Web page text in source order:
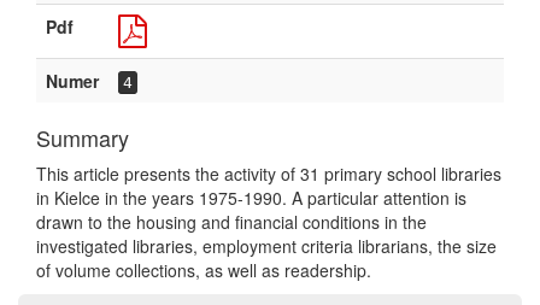
Pdf
Numer 4
Summary
This article presents the activity of 31 primary school libraries
in Kielce in the years 1975-1990. A particular attention is
drawn to the housing and financial conditions in the
investigated libraries, employment criteria librarians, the size
of volume collections, as well as readership.